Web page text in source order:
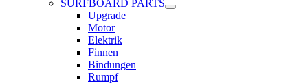
SURFBOARD PARTS
Upgrade
Motor
Elektrik
Finnen
Bindungen
Rumpf